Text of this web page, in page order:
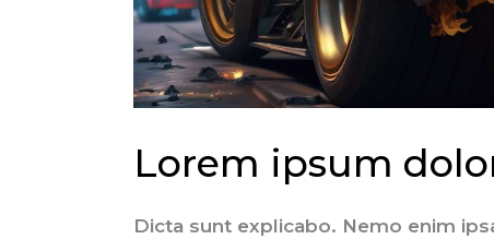
Lorem ipsum
Dicta sunt explicabo. Nemo enim